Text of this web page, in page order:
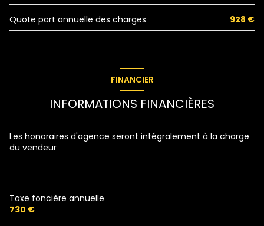
buanderie
8.27 m²
Quote part annuelle des charges 928 €
FINANCIER
INFORMATIONS FINANCIÈRES
Les honoraires d'agence seront intégralement à la charge
du vendeur
Taxe foncière annuelle
730 €